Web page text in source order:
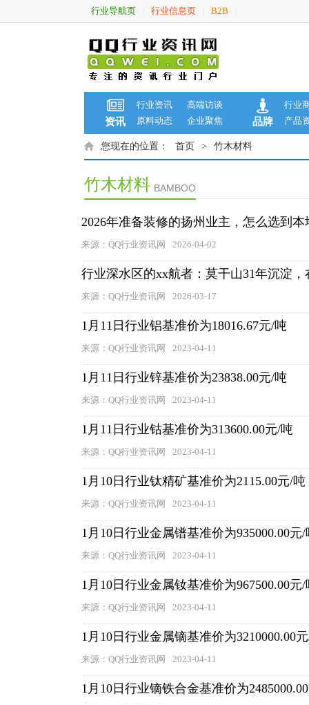
行业导航页 行业信息页 B2B
资讯
行业资讯
高端访谈
原料动态
企业聚焦 品牌
行业
产品
您现在的位置： 首页 > 竹木材料
竹木材料 BAMBOO
2026年准备装修的扬州业主，怎么选到
来源：QQ行业资讯网 2026-04-02
行业深水区的xx航者：莫干山31年沉淀
来源：QQ行业资讯网 2026-03-17
1月11日行业铝基准价为18016.67元/吨
来源：QQ行业资讯网 2023-04-11
1月11日行业锌基准价为23838.00元/吨
来源：QQ行业资讯网 2023-04-11
1月11日行业钴基准价为313600.00元/吨
来源：QQ行业资讯网 2023-04-11
1月10日行业钛精矿基准价为2115.00元/吨
来源：QQ行业资讯网 2023-04-11
1月10日行业金属镨基准价为935000.00元/
来源：QQ行业资讯网 2023-04-11
1月10日行业金属钕基准价为967500.00元/
来源：QQ行业资讯网 2023-04-11
1月10日行业金属镝基准价为3210000.00
来源：QQ行业资讯网 2023-04-11
1月10日行业镝铁合金基准价为